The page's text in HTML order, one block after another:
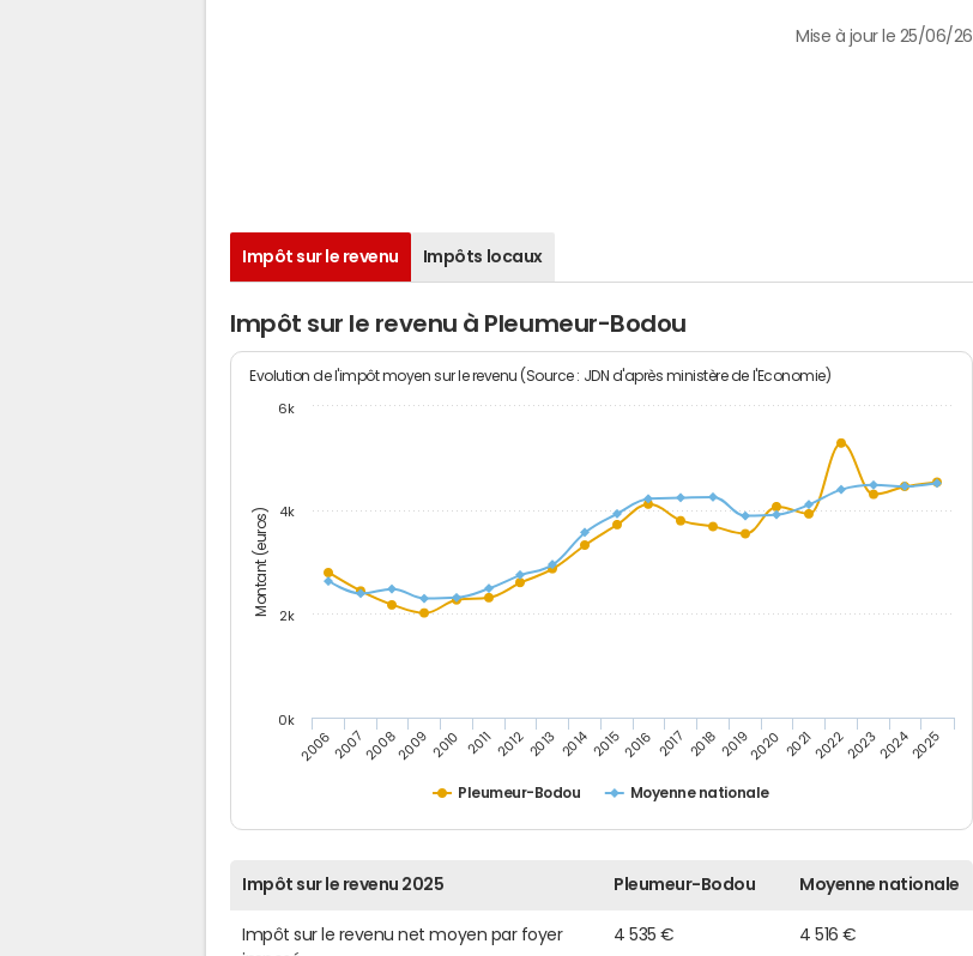
Mise à jour le 25/06/26
Impôt sur le revenu Impôts locaux
Impôt sur le revenu à Pleumeur-Bodou
Montant (euros)
Evolution de l'impôt moyen sur le revenu (Source : JDN d'après ministère de l'Economie)
Pleumeur-Bodou Moyenne nationale
20062007200820092010 2011 20122013 201420152016 2017 201820192020 20212022202320242025
0k
2k
4k
6k
Impôt sur le revenu 2025 Pleumeur-Bodou Moyenne nationale
Impôt sur le revenu net moyen par foyer
4 535 € 4 516 €